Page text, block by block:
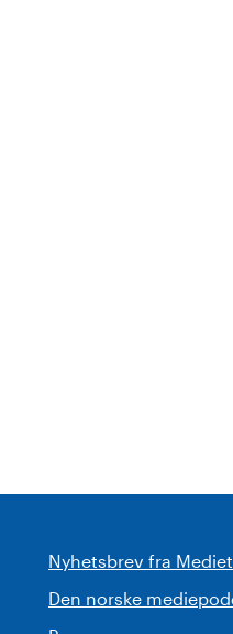
Nyhetsbrev fra
Den norske